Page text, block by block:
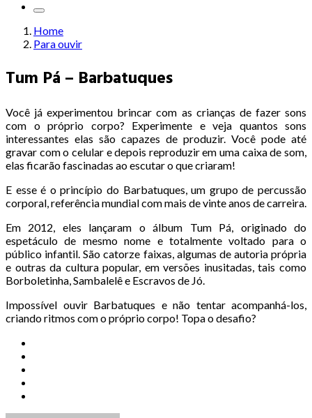
Home
Para ouvir
Tum Pá – Barbatuques
Você já experimentou brincar com as crianças de fazer sons
com o próprio corpo? Experimente e veja quantos sons
interessantes elas são capazes de produzir. Você pode até
gravar com o celular e depois reproduzir em uma caixa de som,
elas ficarão fascinadas ao escutar o que criaram!
E esse é o princípio do Barbatuques, um grupo de percussão
corporal, referência mundial com mais de vinte anos de carreira.
Em 2012, eles lançaram o álbum Tum Pá, originado do
espetáculo de mesmo nome e totalmente voltado para o
público infantil. São catorze faixas, algumas de autoria própria
e outras da cultura popular, em versões inusitadas, tais como
Borboletinha, Sambalelê e Escravos de Jó.
Impossível ouvir Barbatuques e não tentar acompanhá-los,
criando ritmos com o próprio corpo! Topa o desafio?